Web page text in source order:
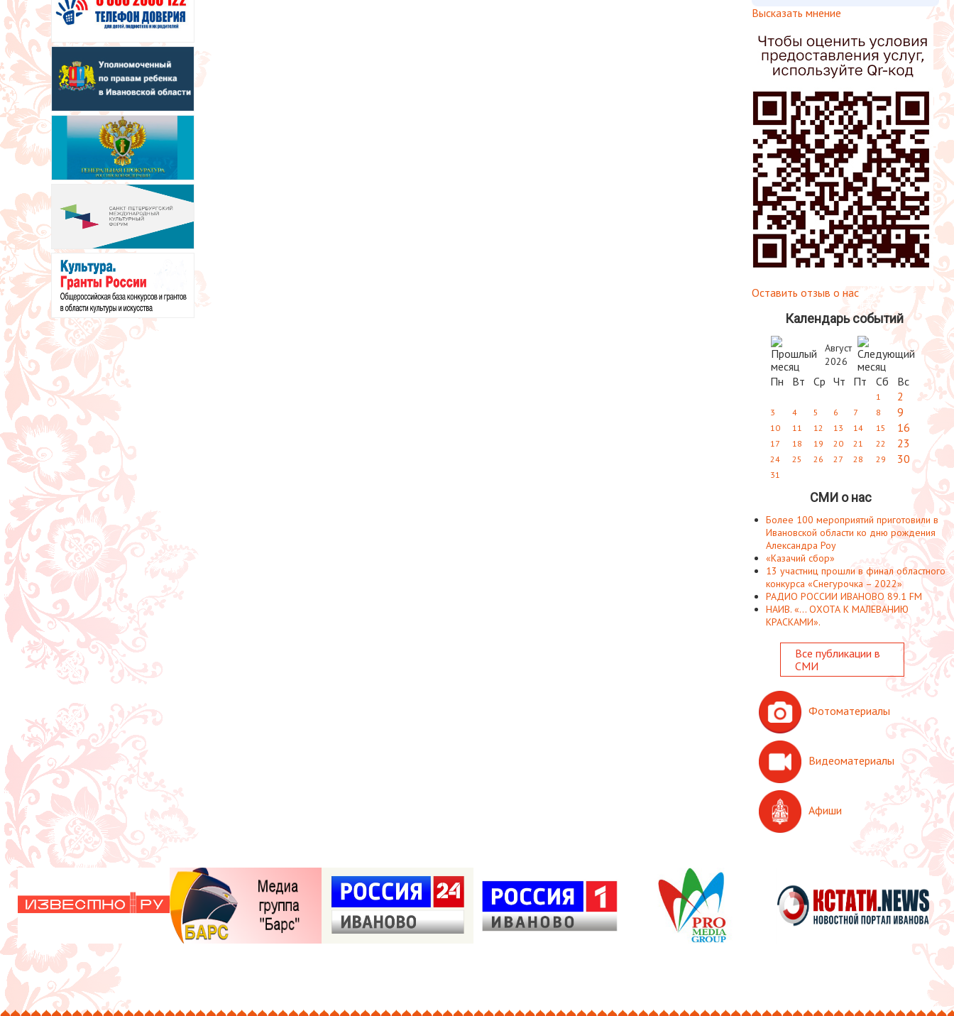
Высказать мнение
Оставить отзыв о нас
Календарь событий
Август
2026
Пн Вт Ср Чт Пт Сб Вс
1 2
3 4 5 6 7 8 9
10 11 12 13 14 15 16
17 18 19 20 21 22 23
24 25 26 27 28 29 30
31
СМИ о нас
Более 100 мероприятий приготовили в
Ивановской области ко дню рождения
Александра Роу
«Казачий сбор»
13 участниц прошли в финал областного
конкурса «Снегурочка – 2022»
РАДИО РОССИИ ИВАНОВО 89.1 FM
НАИВ. «... ОХОТА К МАЛЕВАНИЮ
КРАСКАМИ».
Все публикации в
СМИ
Фотоматериалы
Видеоматериалы
Афиши